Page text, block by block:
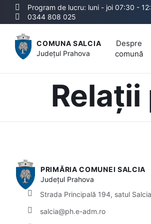
Program de lucru: luni - joi 07:30 -
0344 808 025
COMUNA SALCIA
Județul Prahova
Despre
comună
PRIMĂRIA COMUNEI SALCIA
Județul Prahova
Strada Principală 194, satul
salcia@ph.e-adm.ro